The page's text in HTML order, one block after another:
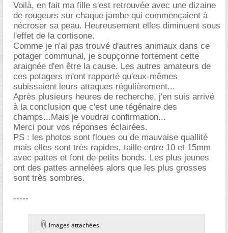
Voilà, en fait ma fille s'est retrouvée avec une dizaine
de rougeurs sur chaque jambe qui commençaient à
nécroser sa peau. Heureusement elles diminuent sous
l'effet de la cortisone.
Comme je n'ai pas trouvé d'autres animaux dans ce
potager communal, je soupçonne fortement cette
araignée d'en être la cause. Les autres amateurs de
ces potagers m'ont rapporté qu'eux-mêmes
subissaient leurs attaques régulièrement...
Après plusieurs heures de recherche, j'en suis arrivé
à la conclusion que c'est une tégénaire des
champs...Mais je voudrai confirmation...
Merci pour vos réponses éclairées.
PS : les photos sont floues ou de mauvaise quallité
mais elles sont très rapides, taille entre 10 et 15mm
avec pattes et font de petits bonds. Les plus jeunes
ont des pattes annelées alors que les plus grosses
sont très sombres.
-----
Images attachées